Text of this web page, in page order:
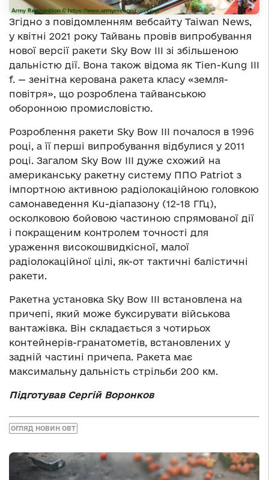
Згідно з повідомленням вебсайту Taiwan News,
у квітні 2021 року Тайвань провів випробування
нової версії ракети Sky Bow III зі збільшеною
дальністю дії. Вона також відома як Tien-Kung III
f. — зенітна керована ракета класу «земля-
повітря», що розроблена тайванською
оборонною промисловістю.
Розроблення ракети Sky Bow III почалося в 1996
році, а її перші випробування відбулися у 2011
році. Загалом Sky Bow III дуже схожий на
американську ракетну систему ППО Patriot з
імпортною активною радіолокаційною головкою
самонаведення Ku-діапазону (12-18 ГГц),
осколковою бойовою частиною спрямованої дії
і покращеним контролем точності для
ураження високошвидкісної, малої
радіолокаційної цілі, як-от тактичні балістичні
ракети.
Ракетна установка Sky Bow III встановлена на
причепі, який може буксирувати військова
вантажівка. Він складається з чотирьох
контейнерів-гранатометів, встановлених у
задній частині причепа. Ракета має
максимальну дальність стрільби 200 км.
Підготував Сергій Воронков
ОГЛЯД НОВИН ОВТ